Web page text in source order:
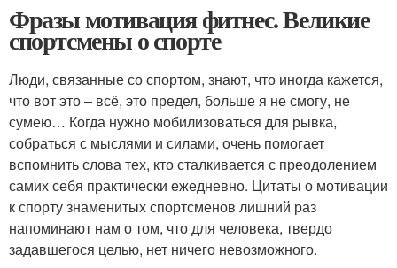
Фразы мотивация фитнес. Великие
спортсмены о спорте
Люди, связанные со спортом, знают, что иногда кажется,
что вот это – всё, это предел, больше я не смогу, не
сумею… Когда нужно мобилизоваться для рывка,
собраться с мыслями и силами, очень помогает
вспомнить слова тех, кто сталкивается с преодолением
самих себя практически ежедневно. Цитаты о мотивации
к спорту знаменитых спортсменов лишний раз
напоминают нам о том, что для человека, твердо
задавшегося целью, нет ничего невозможного.